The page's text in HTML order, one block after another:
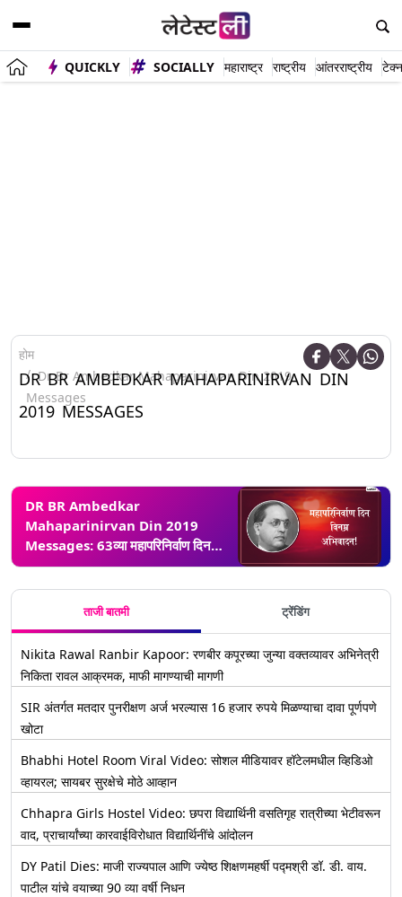
QUICKLY SOCIALLY महाराष्ट्र राष्ट्रीय आंतरराष्ट्रीय
होम
Dr Br Ambedkar Mahaparinirvan Din 2019
Messages
DR BR AMBEDKAR MAHAPARINIRVAN DIN
2019 MESSAGES
DR BR Ambedkar
Mahaparinirvan Din 2019
Messages: 63व्या महापरिनिर्वाण दिन
निमित्त डॉ. बाबासाहेब आंबेडकर यांना
अभिवादन करणारे मराठी मेसेजेस आणि
WhatsApp Status
ताजी बातमी ट्रेंडिंग
Nikita Rawal Ranbir Kapoor: रणबीर कपूरच्या जुन्या वक्तव्यावर अभिनेत्री
निकिता रावल आक्रमक, माफी मागण्याची मागणी
SIR अंतर्गत मतदार पुनरीक्षण अर्ज भरल्यास 16 हजार रुपये मिळण्याचा दावा पूर्णपणे
खोटा
Bhabhi Hotel Room Viral Video: सोशल मीडियावर हॉटेलमधील व्हिडिओ
व्हायरल; सायबर सुरक्षेचे मोठे आव्हान
Chhapra Girls Hostel Video: छपरा विद्यार्थिनी वसतिगृह रात्रीच्या भेटीवरून
वाद, प्राचार्यांच्या कारवाईविरोधात विद्यार्थिनींचे आंदोलन
DY Patil Dies: माजी राज्यपाल आणि ज्येष्ठ शिक्षणमहर्षी पद्मश्री डॉ. डी. वाय.
पाटील यांचे वयाच्या 90 व्या वर्षी निधन